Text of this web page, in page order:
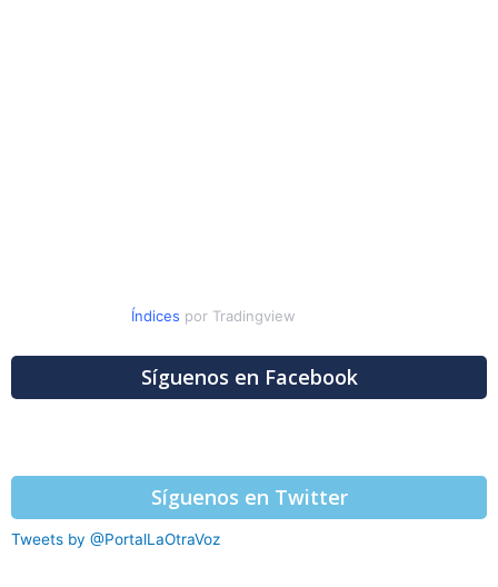
Índices por Tradingview
Síguenos en Facebook
Síguenos en Twitter
Tweets by @PortalLaOtraVoz